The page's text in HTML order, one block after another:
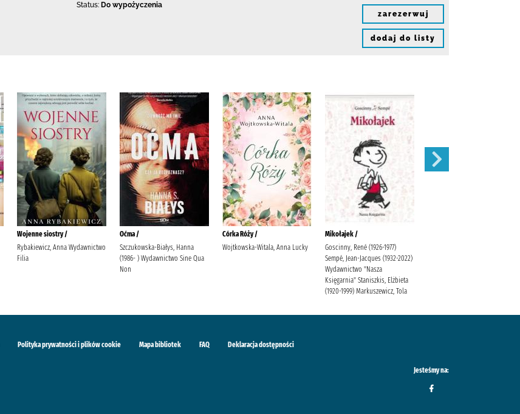
Status: Do wypożyczenia
zarezerwuj
dodaj do listy
Wojenne siostry /
Rybakiewicz, Anna Wydawnictwo
Filia
Oćma /
Szczukowska-Białys, Hanna
(1986- ) Wydawnictwo Sine Qua
Non
Córka Róży /
Wojtkowska-Witala, Anna Lucky
Mikołajek /
Goscinny, René (1926-1977)
Sempé, Jean-Jacques (1932-2022)
Wydawnictwo "Nasza
Księgarnia" Staniszkis, Elżbieta
(1920-1999) Markuszewicz, Tola
Polityka prywatności i plików cookie Mapa bibliotek FAQ Deklaracja dostępności
Jesteśmy na: